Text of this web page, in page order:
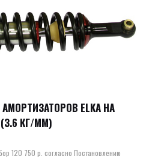
ELKA НА
(3.6 КГ/ММ)